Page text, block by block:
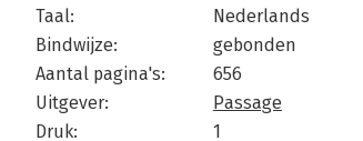
Taal:
Nederlands
Bindwijze:
gebonden
Aantal pagina's:
656
Uitgever:
Passage
Druk:
1